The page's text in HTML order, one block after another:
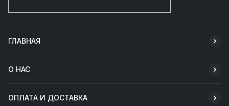
ГЛАВНАЯ
О НАС
ОПЛАТА И ДОСТАВКА